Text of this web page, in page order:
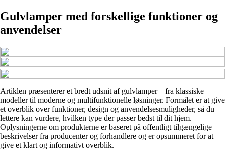
Gulvlamper med forskellige funktioner og
anvendelser
Artiklen præsenterer et bredt udsnit af gulvlamper – fra klassiske
modeller til moderne og multifunktionelle løsninger. Formålet er at give
et overblik over funktioner, design og anvendelsesmuligheder, så du
lettere kan vurdere, hvilken type der passer bedst til dit hjem.
Oplysningerne om produkterne er baseret på offentligt tilgængelige
beskrivelser fra producenter og forhandlere og er opsummeret for at
give et klart og informativt overblik.